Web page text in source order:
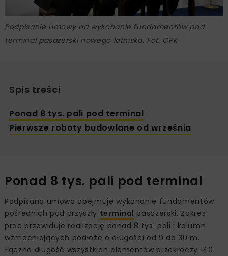
Podpisanie umowy na wykonanie fundamentów pod
terminal pasażerski nowego lotniska. Fot. CPK
Spis treści
Ponad 8 tys. pali pod terminal
Pierwsze roboty budowlane od września
Ponad 8 tys. pali pod terminal
Podpisana umowa obejmuje wykonanie fundamentów
pośrednich pod przyszły terminal pasażerski. Zakres
prac przewiduje realizację ponad 8 tys. pali i kolumn
wzmacniających podłoże o długości od 9 do 30 m.
Łączna długość wszystkich elementów przekroczy 140